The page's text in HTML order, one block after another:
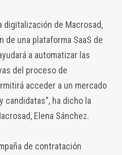
digitalización de Macrosad,
de una plataforma SaaS de
a automatizar las
del proceso de
acceder a un mercado
candidatas", ha dicho la
Elena Sánchez.
de contratación